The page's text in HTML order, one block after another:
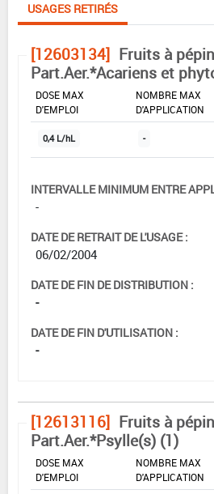
USAGES RETIRÉS
[12603134] Fruits à
Part.Aer.*Acariens et
DOSE MAX
D'EMPLOI
NOMBRE MAX
D'APPLICATION
0,4 L/hL -
INTERVALLE MINIMUM ENTRE
-
DATE DE RETRAIT DE L'USAGE :
06/02/2004
DATE DE FIN DE DISTRIBUTION :
-
DATE DE FIN D'UTILISATION :
-
[12613116] Fruits à
Part.Aer.*Psylle(s) (1)
DOSE MAX
D'EMPLOI
NOMBRE MAX
D'APPLICATION